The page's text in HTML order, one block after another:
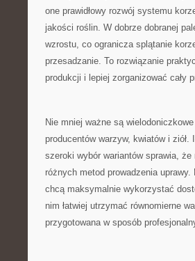
one prawidłowy rozwój systemu
jakości roślin. W dobrze dobranej
wzrostu, co ogranicza splątanie
przesadzanie. To rozwiązanie
produkcji i lepiej zorganizować cały
Nie mniej ważne są
producentów warzyw, kwiatów i
szeroki wybór wariantów sprawia,
różnych metod prowadzenia
chcą maksymalnie wykorzystać
nim łatwiej utrzymać równomierne
przygotowana w sposób